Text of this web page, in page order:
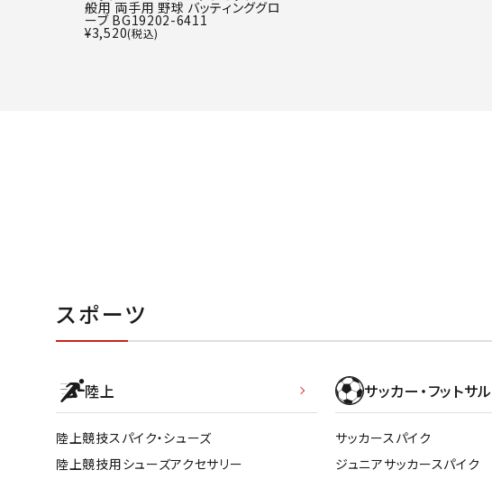
般用 両手用 野球 バッティンググロ
ーブ BG19202-6411
¥3,520(税込)
スポーツ
陸上
陸上競技スパイク・シューズ
陸上競技用シューズアクセサリー
サッカー・フットサル
サッカースパイク
ジュニアサッカースパイク